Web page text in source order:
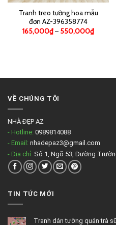
Tranh treo tường hoa mẫu
đơn AZ-396358774
165,000₫– 550,000₫
VỀ CHÚNG TÔI
NHÀ ĐẸP AZ
- Hotline: 0989814088
- Email: nhadepaz3@gmail.com
- Địa chỉ: Số 1, Ngõ 53, Đường
TIN TỨC MỚI
Tranh dán tường quán trà